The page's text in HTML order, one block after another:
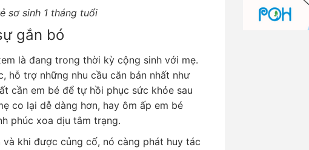
sơ sinh 1 tháng tuổi
gắn bó
là đang trong thời kỳ cộng sinh với mẹ.
hỗ trợ những nhu cầu căn bản nhất như
cần em bé để tự hồi phục sức khỏe sau
co lại dễ dàng hơn, hay ôm ấp em bé
phúc xoa dịu tâm trạng.
khi được củng cố, nó càng phát huy tác